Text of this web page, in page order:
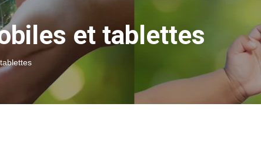
et tablettes